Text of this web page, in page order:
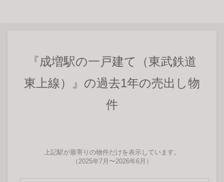
『成増駅の一戸建て（東武鉄道
東上線）』の過去1年の売出し物
件
上記駅が最寄りの物件だけを表示しています。
（2025年7月〜2026年6月）